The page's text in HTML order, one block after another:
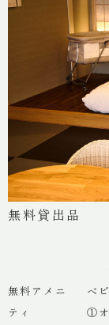
無料貸出品
無料アメニ
ティ
ベ
①オ